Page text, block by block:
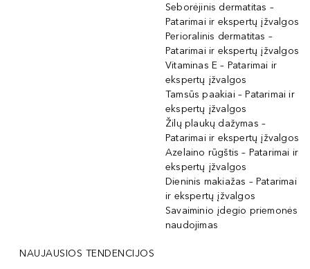
Seborėjinis dermatitas –
Patarimai ir ekspertų įžvalgos
Perioralinis dermatitas –
Patarimai ir ekspertų įžvalgos
Vitaminas E – Patarimai ir
ekspertų įžvalgos
Tamsūs paakiai – Patarimai ir
ekspertų įžvalgos
Žilų plaukų dažymas –
Patarimai ir ekspertų įžvalgos
Azelaino rūgštis – Patarimai ir
ekspertų įžvalgos
Dieninis makiažas – Patarimai
ir ekspertų įžvalgos
Savaiminio įdegio priemonės
naudojimas
NAUJAUSIOS TENDENCIJOS